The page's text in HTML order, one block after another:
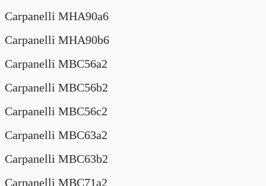
Carpanelli MHA90a6
Carpanelli MHA90b6
Carpanelli MBC56a2
Carpanelli MBC56b2
Carpanelli MBC56c2
Carpanelli MBC63a2
Carpanelli MBC63b2
Carpanelli MBC71a2